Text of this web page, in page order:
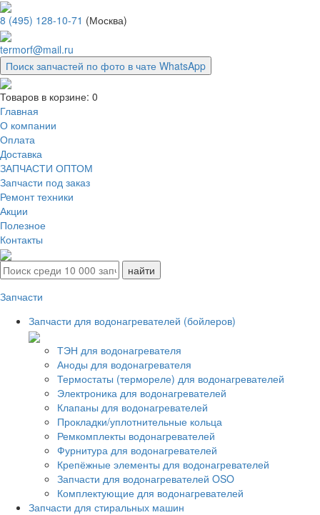
8 (495) 128-10-71 (Москва)
termorf@mail.ru
Поиск запчастей по фото в чате WhatsApp
Товаров в корзине: 0
Главная
О компании
Оплата
Доставка
ЗАПЧАСТИ ОПТОМ
Запчасти под заказ
Ремонт техники
Акции
Полезное
Контакты
Запчасти
Запчасти для водонагревателей (бойлеров)
ТЭН для водонагревателя
Аноды для водонагревателя
Термостаты (термореле) для водонагревателей
Электроника для водонагревателей
Клапаны для водонагревателей
Прокладки/уплотнительные кольца
Ремкомплекты водонагревателей
Фурнитура для водонагревателей
Крепёжные элементы для водонагревателей
Запчасти для водонагревателей OSO
Комплектующие для водонагревателей
Запчасти для стиральных машин